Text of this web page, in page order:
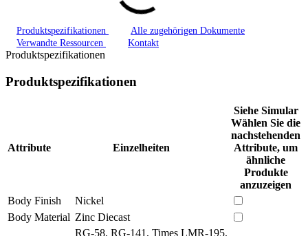
Produktspezifikationen
Alle zugehörigen Dokumente
Verwandte Ressourcen
Kontakt
Produktspezifikationen
Produktspezifikationen
Attribute Einzelheiten
Siehe Simular
Wählen Sie die
nachstehenden
Attribute, um
ähnliche
Produkte
anzuzeigen
Body Finish
Nickel
Body Material Zinc Diecast
RG-58, RG-141, Times LMR-195,